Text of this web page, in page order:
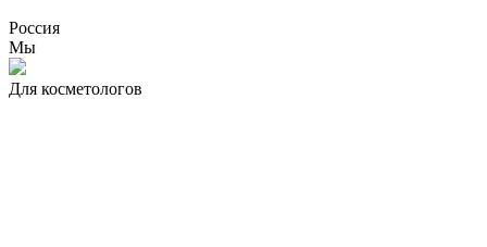
Россия
Мы
Для косметологов